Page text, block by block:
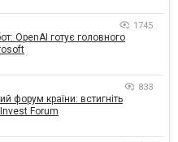
1745
OpenAI готує головного
833
форум країни: встигніть
Forum